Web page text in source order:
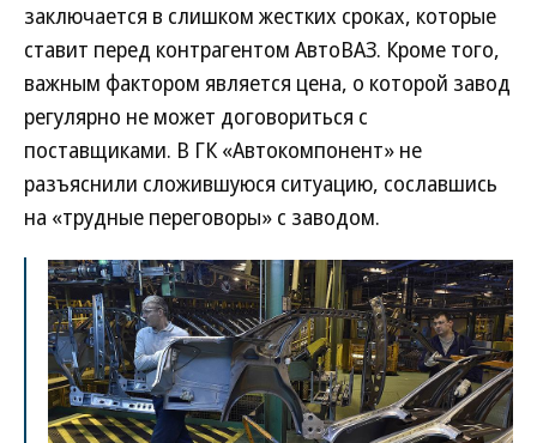
заключается в слишком жестких сроках, которые
ставит перед контрагентом АвтоВАЗ. Кроме того,
важным фактором является цена, о которой завод
регулярно не может договориться с
поставщиками. В ГК «Автокомпонент» не
разъяснили сложившуюся ситуацию, сославшись
на «трудные переговоры» с заводом.